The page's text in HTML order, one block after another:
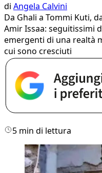
di Angela Calvini
Da Ghali a Tommi Kuti,
Amir Issaa: seguitissimi
emergenti di una realtà
cui sono cresciuti
5 min di lettura